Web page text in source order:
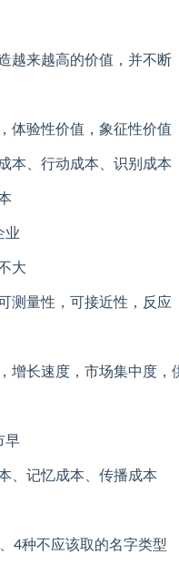
越来越高的价值，并不断
体验性价值，象征性价值
本、行动成本、识别成本
业
大
测量性，可接近性，反应
增长速度，市场集中度，
早
、记忆成本、传播成本
4种不应该取的名字类型